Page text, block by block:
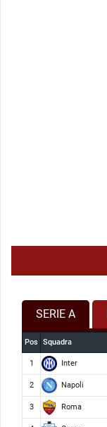
SERIE A
Pos Squadra
1 Inter
2 Napoli
3 Roma